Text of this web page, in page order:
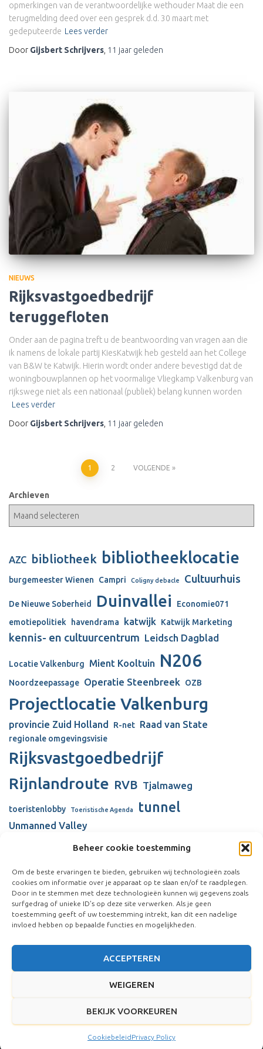
Beheer cookie toestemming
Om de beste ervaringen te bieden, gebruiken wij technologieën zoals
cookies om informatie over je apparaat op te slaan en/of te raadplegen.
Door in te stemmen met deze technologieën kunnen wij gegevens zoals
surfgedrag of unieke ID's op deze site verwerken. Als je geen
toestemming geeft of uw toestemming intrekt, kan dit een nadelige
invloed hebben op bepaalde functies en mogelijkheden.
ACCEPTEREN
WEIGEREN
BEKIJK VOORKEUREN
CookiebeleidPrivacy Policy
opmerkingen van de verantwoordelijke wethouder Maat die een
terugmelding deed over een gesprek d.d. 30 maart met
gedeputeerde Lees verder
Door Gijsbert Schrijvers, 11 jaar geleden
NIEUWS
Rijksvastgoedbedrijf
teruggefloten
Onder aan de pagina treft u de beantwoording van vragen aan die
ik namens de lokale partij KiesKatwijk heb gesteld aan het College
van B&W te Katwijk. Hierin wordt onder andere bevestigd dat de
woningbouwplannen op het voormalige Vliegkamp Valkenburg van
rijkswege niet als een nationaal (publiek) belang kunnen worden
Lees verder
Door Gijsbert Schrijvers, 11 jaar geleden
Berichten
paginering
1 2 VOLGENDE
Archieven
AZC bibliotheek bibliotheeklocatie
burgemeester Wienen Campri Coligny debacle Cultuurhuis
De Nieuwe Soberheid Duinvallei
Economie071
emotiepolitiek
havendrama katwijk Katwijk Marketing
kennis- en cultuurcentrum Leidsch Dagblad
Locatie Valkenburg Mient Kooltuin N206
Noordzeepassage Operatie Steenbreek OZB
Projectlocatie Valkenburg
provincie Zuid Holland R-net Raad van State
regionale omgevingsvisie
Rijksvastgoedbedrijf
Rijnlandroute RVB Tjalmaweg
toeristenlobby Toeristische Agenda tunnel
Unmanned Valley
Unmanned Valley Valkenburg
Valkenburg Valkenburgse Meer Valkenhorst
verbouw gemeentehuis Visserijschool
Vliegkamp Valkenburg Vliegveld Valkenburg Wienen-tijdperk
windmolens
Hestia | Ontwikkeld doorThemeIsle